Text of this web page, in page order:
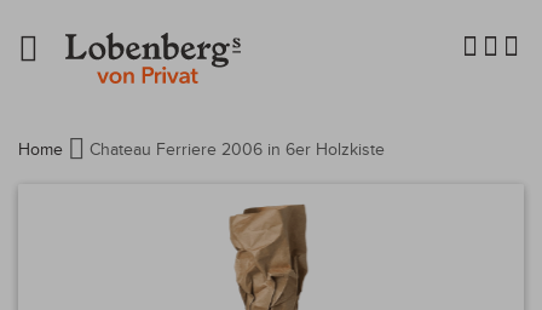
Navigation
umschalten
Home Chateau Ferriere 2006 in 6er Holzkiste